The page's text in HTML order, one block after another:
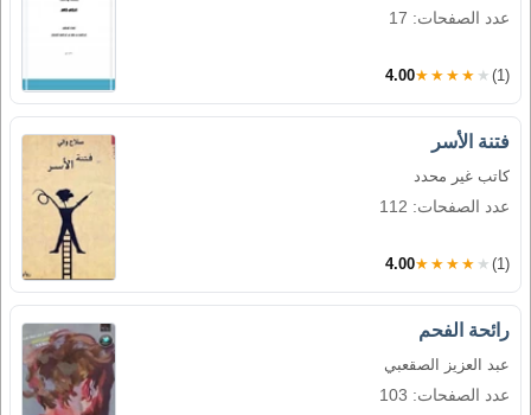
عدد الصفحات: 17
4.00★★★★★ (1)
فتنة الأسر
كاتب غير محدد
عدد الصفحات: 112
4.00★★★★★ (1)
رائحة الفحم
عبد العزيز الصقعبي
عدد الصفحات: 103